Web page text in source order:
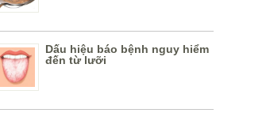
Dấu hiệu báo bệnh nguy hiểm
đến từ lưỡi